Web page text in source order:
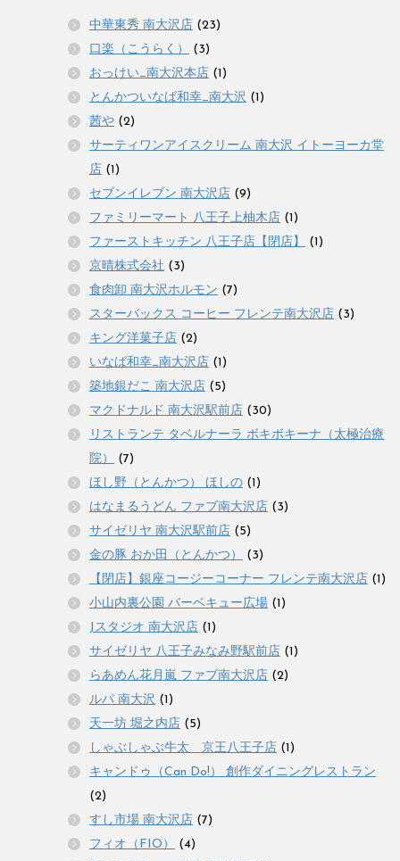
中華東秀 南大沢店 (23)
口楽（こうらく）
(3)
おっけい_南大沢本店 (1)
とんかついなば和幸_南大沢 (1)
茜や (2)
サーティワンアイスクリーム 南大沢 イトーヨーカ堂
店 (1)
セブンイレブン 南大沢店 (9)
ファミリーマート 八王子上柚木店 (1)
ファーストキッチン 八王子店【閉店】
(1)
京晴株式会社 (3)
食肉卸 南大沢ホルモン (7)
スターバックス コーヒー フレンテ南大沢店 (3)
キング洋菓子店 (2)
いなば和幸_南大沢店 (1)
築地銀だこ 南大沢店 (5)
マクドナルド 南大沢駅前店 (30)
リストランテ タベルナーラ ボキボキーナ（太極治療
院）
(7)
ほし野（とんかつ） ほしの (1)
はなまるうどん ファブ南大沢店 (3)
サイゼリヤ 南大沢駅前店 (5)
金の豚 おか田（とんかつ）
(3)
【閉店】銀座コージーコーナー フレンテ南大沢店 (1)
小山内裏公園 バーベキュー広場 (1)
Jスタジオ 南大沢店 (1)
サイゼリヤ 八王子みなみ野駅前店 (1)
らあめん花月嵐 ファブ南大沢店 (2)
ルパ 南大沢 (1)
天一坊 堀之内店 (5)
しゃぶしゃぶ牛太 京王八王子店 (1)
キャンドゥ（Can Do!） 創作ダイニングレストラン
(2)
すし市場 南大沢店 (7)
フィオ（FIO）
(4)